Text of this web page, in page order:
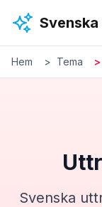
Hem Tema
Svenska